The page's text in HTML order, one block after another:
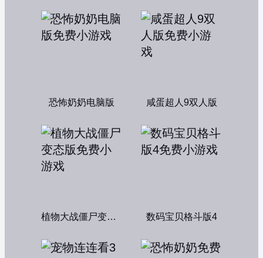
恐怖奶奶电脑版 咸蛋超人9双人版
植物大战僵尸变态版 数码宝贝格斗版4